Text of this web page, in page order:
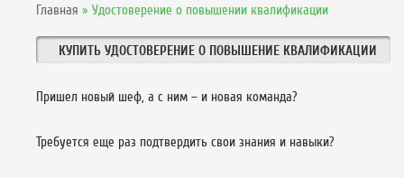
Главная » Удостоверение о повышении квалификации
КУПИТЬ УДОСТОВЕРЕНИЕ О ПОВЫШЕНИЕ КВАЛИФИКАЦИИ
Пришел новый шеф, а с ним – и новая команда?
Требуется еще раз подтвердить свои знания и навыки?